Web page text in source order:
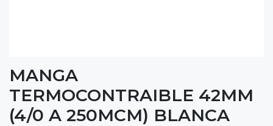
MANGA
TERMOCONTRAIBLE 42MM
(4/0 A 250MCM) BLANCA